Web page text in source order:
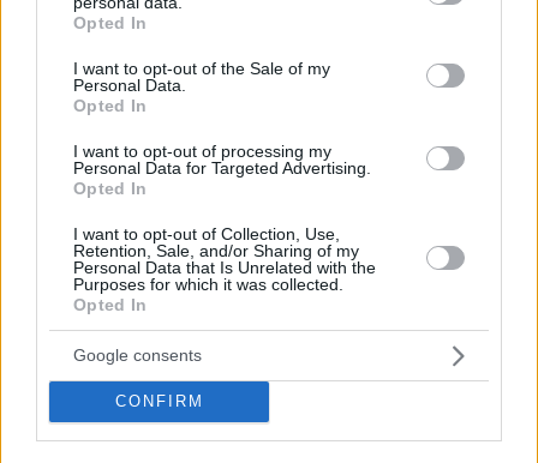
grant or deny consent to Google and its third-party tags to
use your data for below specified purposes in below Google
consent section.
Opted In
I want to opt-out of the Sale of my
Personal Data.
Opted In
I want to opt-out of processing my
Personal Data for Targeted Advertising.
Opted In
I want to opt-out of Collection, Use,
Retention, Sale, and/or Sharing of my
Personal Data that Is Unrelated with the
Purposes for which it was collected.
Opted In
Google consents
CONFIRM
αλεύρι και νερό, τα τυριά, η μελισσοκομία
5 τρόποι να βρούμε την ευτυχία μετά τα 50, σύμφωνα
με μια ψυχολόγο
πριν 16 λεπτά
Χαμόγελο του Παιδιού: Εξαφανίστηκε 13χρονος από
χώρο φιλοξενίας ασυνόδευτων ανηλίκων στα Εξάρχεια
πριν 19 λεπτά
Τραγωδία στη Νέα Υόρκη: Νεκροί βρέφος 5 μηνών και
27χρονη μετά από ανατροπή σκάφους κοντά στο Νησί
της Ελευθερίας, δείτε βίντεο
πριν 21 λεπτά
Έλαμψαν οι Έλληνες στο φιλικό Άρσεναλ - Ντόρτμουντ:
«Γκολάρα» ο Καρέτσας, ασίστ και κερδισμένο πέναλτι ο
Τζόλης, δείτε βίντεο